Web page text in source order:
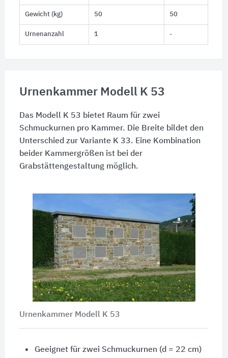
Gewicht (kg) 50 50
Urnenanzahl 1 -
Urnenkammer Modell K 53
Das Modell K 53 bietet Raum für zwei
Schmuckurnen pro Kammer. Die Breite bildet den
Unterschied zur Variante K 33. Eine Kombination
beider Kammergrößen ist bei der
Grabstättengestaltung möglich.
Urnenkammer Modell K 53
Geeignet für zwei Schmuckurnen (d = 22 cm)